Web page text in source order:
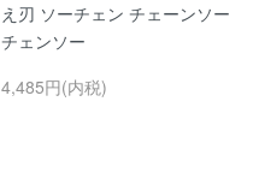
え刃 ソーチェン チェーンソー
チェンソー
4,485円(内税)